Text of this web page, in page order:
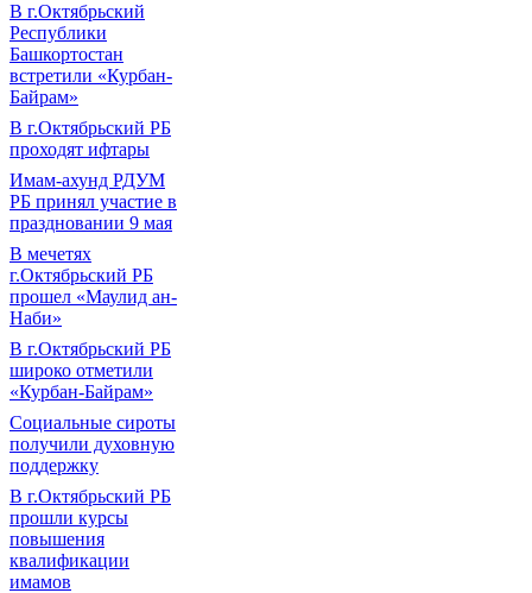
В г.Октябрьский
Республики
Башкортостан
встретили «Курбан-
Байрам»
В г.Октябрьский РБ
проходят ифтары
Имам-ахунд РДУМ
РБ принял участие в
праздновании 9 мая
В мечетях
г.Октябрьский РБ
прошел «Маулид ан-
Наби»
В г.Октябрьский РБ
широко отметили
«Курбан-Байрам»
Социальные сироты
получили духовную
поддержку
В г.Октябрьский РБ
прошли курсы
повышения
квалификации
имамов